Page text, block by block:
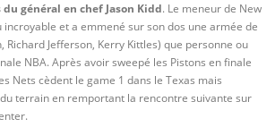
du général en chef Jason Kidd. Le meneur de New
incroyable et a emmené sur son dos une armée de
Richard Jefferson, Kerry Kittles) que personne ou
NBA. Après avoir sweepé les Pistons en finale
Nets cèdent le game 1 dans le Texas mais
terrain en remportant la rencontre suivante sur